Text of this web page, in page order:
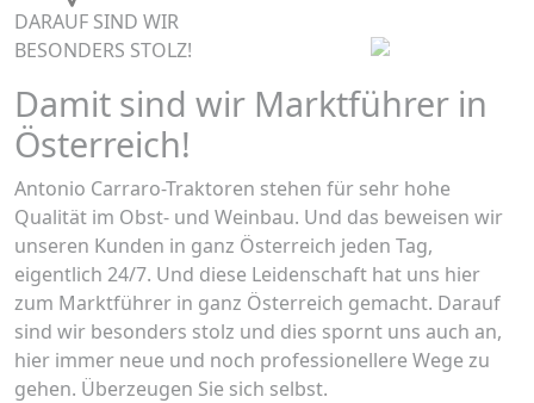
DARAUF SIND WIR
BESONDERS STOLZ!
Damit sind wir Marktführer in
Österreich!
Antonio Carraro-Traktoren stehen für sehr hohe
Qualität im Obst- und Weinbau. Und das beweisen wir
unseren Kunden in ganz Österreich jeden Tag,
eigentlich 24/7. Und diese Leidenschaft hat uns hier
zum Marktführer in ganz Österreich gemacht. Darauf
sind wir besonders stolz und dies spornt uns auch an,
hier immer neue und noch professionellere Wege zu
gehen. Überzeugen Sie sich selbst.